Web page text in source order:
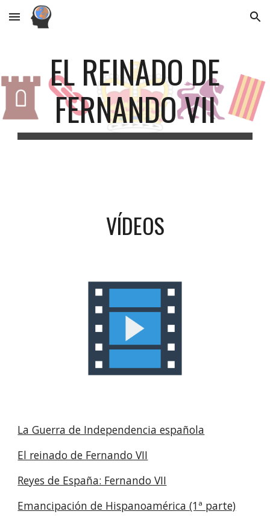
Skip to main content Skip to navigation
EL REINADO DE
FERNANDO VII
VÍDEOS
La Guerra de Independencia española
El reinado de Fernando VII
Reyes de España: Fernando VII
Emancipación de Hispanoamérica (1ª parte)